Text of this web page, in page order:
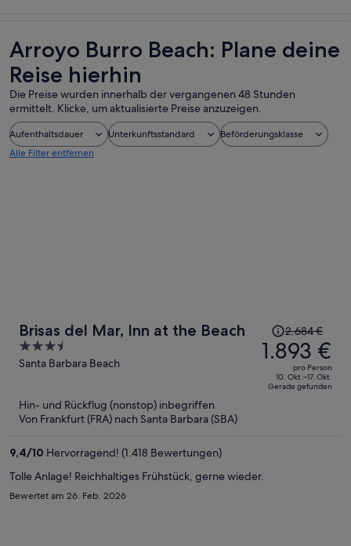
Arroyo Burro Beach: Plane deine
Reise hierhin
Die Preise wurden innerhalb der vergangenen 48 Stunden
ermittelt. Klicke, um aktualisierte Preise anzuzeigen.
Aufenthaltsdauer Unterkunftsstandard
Beförderungsklasse
Alle Filter entfernen
Brisas del Mar, Inn at the Beach
3.5
out
Santa Barbara Beach
Der
Preis
betrug
2.684 €,
jetzt
Person
2.684 €
1.893 €
pro Person
10. Okt.–17. Okt.
Gerade gefunden
Hin- und Rückflug (nonstop) inbegriffen
Von Frankfurt (FRA) nach Santa Barbara (SBA)
9,4/10 Hervorragend! (1.418 Bewertungen)
Tolle Anlage! Reichhaltiges Frühstück, gerne wieder.
Bewertet am 26. Feb. 2026